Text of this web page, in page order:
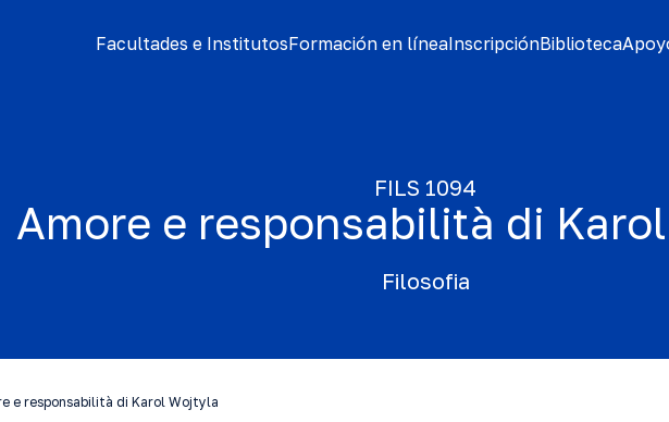
Facultades e InstitutosFormación en líneaInscripciónBiblioteca
FILS 1094
Amore e responsabilità di
Filosofia
e responsabilità di Karol Wojtyla